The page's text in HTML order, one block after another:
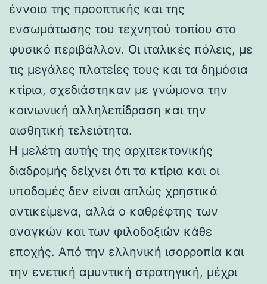
έννοια της προοπτικής και της
ενσωμάτωσης του τεχνητού τοπίου στο
φυσικό περιβάλλον. Οι ιταλικές πόλεις, με
τις μεγάλες πλατείες τους και τα δημόσια
κτίρια, σχεδιάστηκαν με γνώμονα την
κοινωνική αλληλεπίδραση και την
αισθητική τελειότητα.
Η μελέτη αυτής της αρχιτεκτονικής
διαδρομής δείχνει ότι τα κτίρια και οι
υποδομές δεν είναι απλώς χρηστικά
αντικείμενα, αλλά ο καθρέφτης των
αναγκών και των φιλοδοξιών κάθε
εποχής. Από την ελληνική ισορροπία και
την ενετική αμυντική στρατηγική, μέχρι